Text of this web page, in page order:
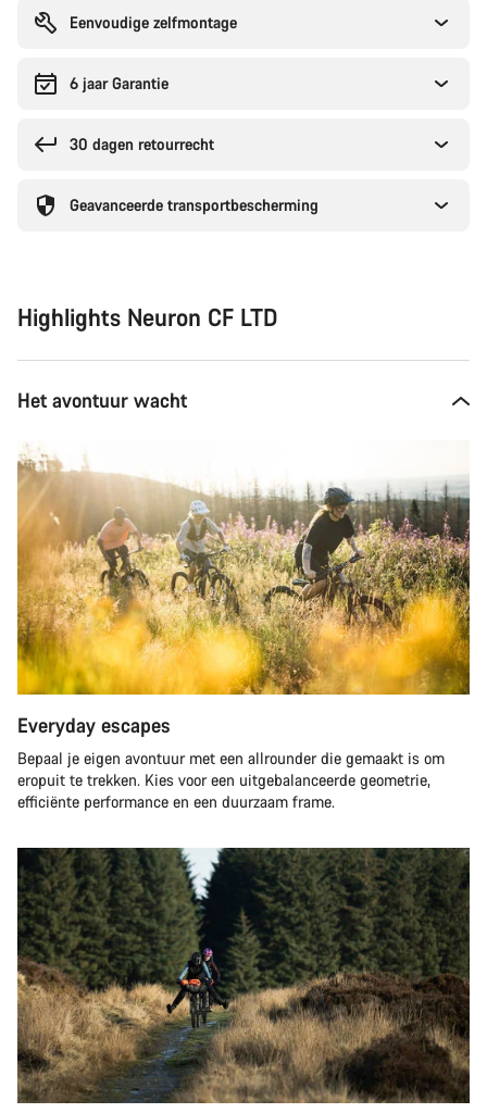
Eenvoudige zelfmontage
6 jaar Garantie
30 dagen retourrecht
Geavanceerde transportbescherming
Highlights Neuron CF LTD
Het avontuur wacht
Everyday escapes
Bepaal je eigen avontuur met een allrounder die gemaakt is om
eropuit te trekken. Kies voor een uitgebalanceerde geometrie,
efficiënte performance en een duurzaam frame.